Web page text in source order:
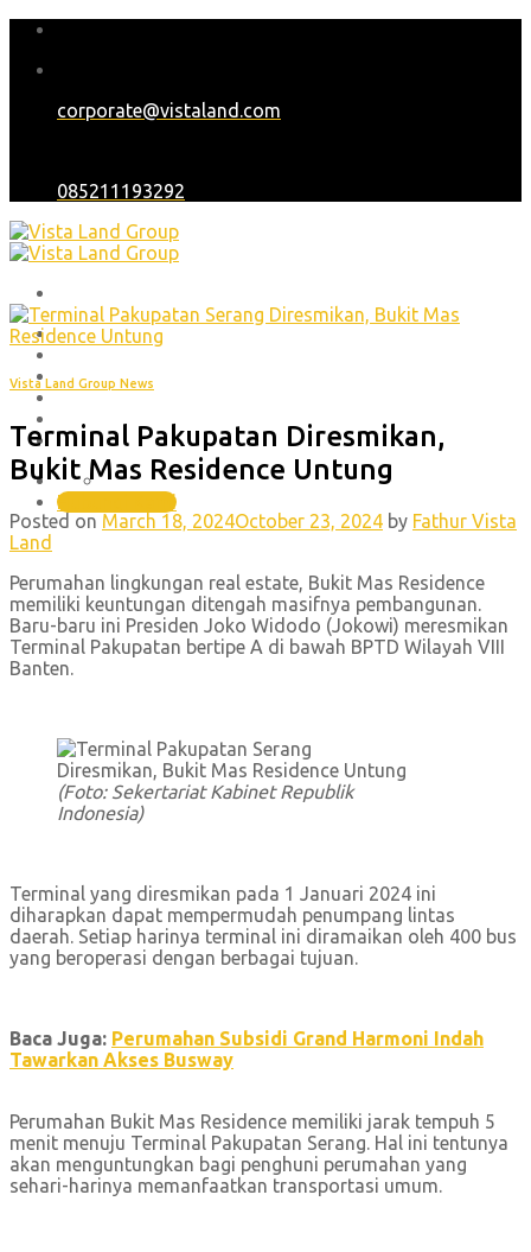
Skip
content
corporate@vistaland.com
085211193292
Home
Proyek
Blog
Karir
Hubungi Kami
(021) 30448551 , (021) 45850701
Hubungi Kami
Vista Land Group News
Terminal Pakupatan Diresmikan,
Bukit Mas Residence Untung
Posted on March 18, 2024October 23, 2024 by Fathur Vista
Land
Perumahan lingkungan real estate, Bukit Mas Residence
memiliki keuntungan ditengah masifnya pembangunan.
Baru-baru ini Presiden Joko Widodo (Jokowi) meresmikan
Terminal Pakupatan bertipe A di bawah BPTD Wilayah VIII
Banten.
(Foto: Sekertariat Kabinet Republik
Indonesia)
Terminal yang diresmikan pada 1 Januari 2024 ini
diharapkan dapat mempermudah penumpang lintas
daerah. Setiap harinya terminal ini diramaikan oleh 400 bus
yang beroperasi dengan berbagai tujuan.
Baca Juga: Perumahan Subsidi Grand Harmoni Indah
Tawarkan Akses Busway
Perumahan Bukit Mas Residence memiliki jarak tempuh 5
menit menuju Terminal Pakupatan Serang. Hal ini tentunya
akan menguntungkan bagi penghuni perumahan yang
sehari-harinya memanfaatkan transportasi umum.